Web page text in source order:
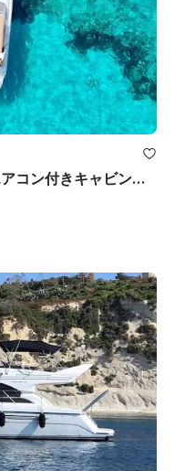
プライベートデイトリップ-エアコン付きキャビンクルーザー-楽しく、スタイリッシュで、快適